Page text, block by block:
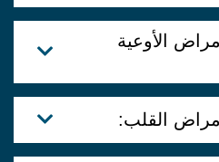
الأوعية